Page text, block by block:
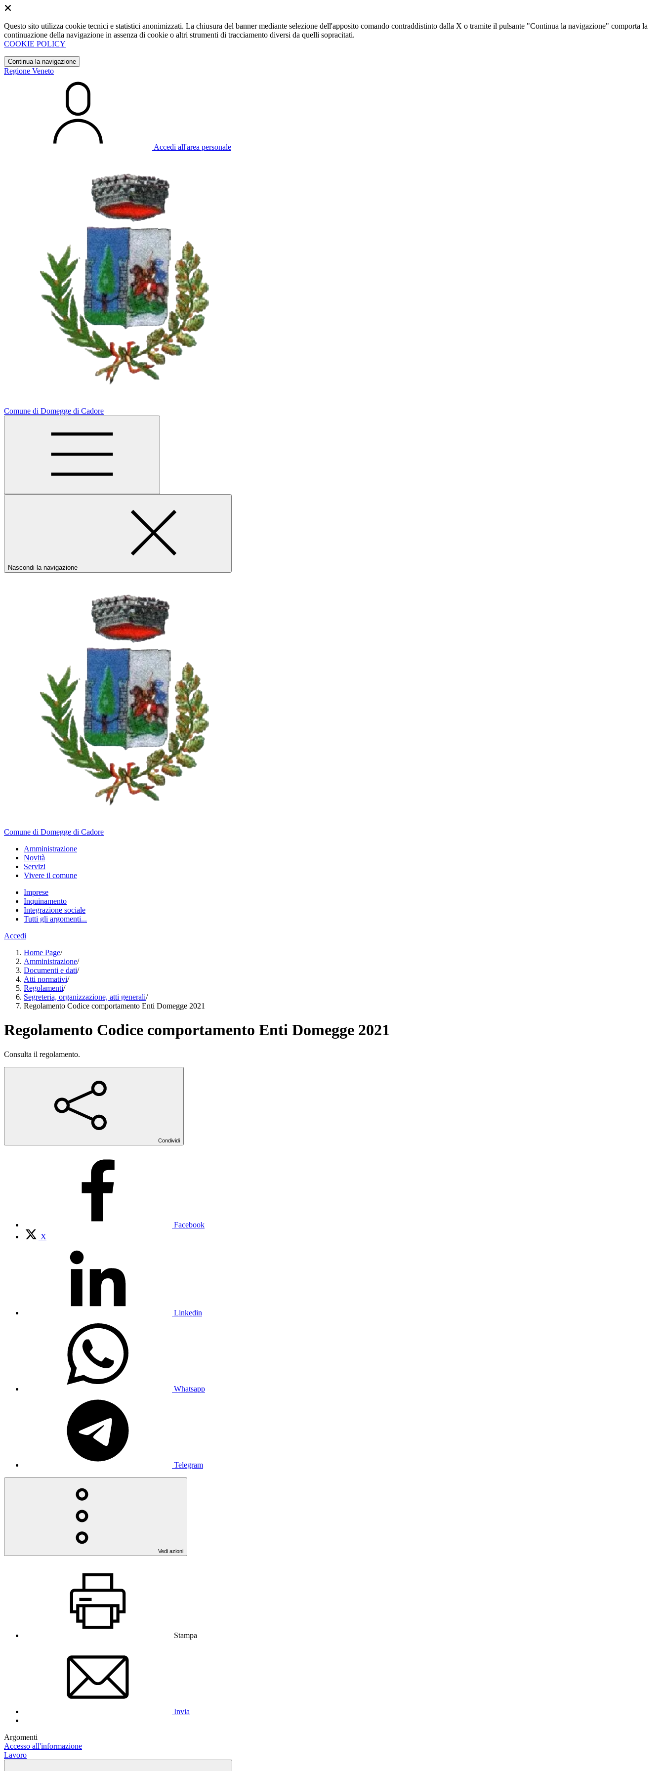
Questo sito utilizza cookie tecnici e statistici anonimizzati. La chiusura del banner mediante selezione dell'apposito comando contraddistinto dalla X o tramite il pulsante "Continua la navigazione" comporta la
continuazione della navigazione in assenza di cookie o altri strumenti di tracciamento diversi da quelli sopracitati.
COOKIE POLICY
Continua la navigazione
Regione Veneto
Accedi all'area personale
Comune di Domegge di Cadore
Nascondi la navigazione
Comune di Domegge di Cadore
Amministrazione
Novità
Servizi
Vivere il comune
Imprese
Inquinamento
Integrazione sociale
Tutti gli argomenti...
Accedi
Home Page/
Amministrazione/
Documenti e dati/
Atti normativi/
Regolamenti/
Segreteria, organizzazione, atti generali/
Regolamento Codice comportamento Enti Domegge 2021
Regolamento Codice comportamento Enti Domegge 2021
Consulta il regolamento.
Condividi
Facebook
X
Linkedin
Whatsapp
Telegram
Vedi azioni
Stampa
Invia
Argomenti
Accesso all'informazione
Lavoro